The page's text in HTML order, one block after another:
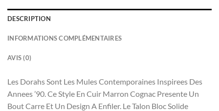
DESCRIPTION
INFORMATIONS COMPLÉMENTAIRES
AVIS (0)
Les Dorahs Sont Les Mules Contemporaines Inspirees Des
Annees ’90. Ce Style En Cuir Marron Cognac Presente Un
Bout Carre Et Un Design A Enfiler. Le Talon Bloc Solide